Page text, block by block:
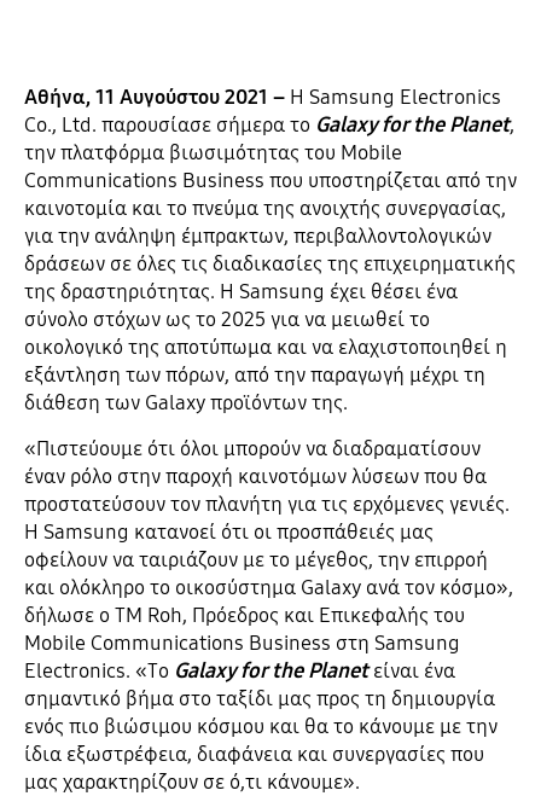
Αθήνα, 11 Αυγούστου 2021 – Η Samsung Electronics
Co., Ltd. παρουσίασε σήμερα το Galaxy for the Planet,
την πλατφόρμα βιωσιμότητας του Mobile
Communications Business που υποστηρίζεται από την
καινοτομία και το πνεύμα της ανοιχτής συνεργασίας,
για την ανάληψη έμπρακτων, περιβαλλοντολογικών
δράσεων σε όλες τις διαδικασίες της επιχειρηματικής
της δραστηριότητας. H Samsung έχει θέσει ένα
σύνολο στόχων ως το 2025 για να μειωθεί το
οικολογικό της αποτύπωμα και να ελαχιστοποιηθεί η
εξάντληση των πόρων, από την παραγωγή μέχρι τη
διάθεση των Galaxy προϊόντων της.
«Πιστεύουμε ότι όλοι μπορούν να διαδραματίσουν
έναν ρόλο στην παροχή καινοτόμων λύσεων που θα
προστατεύσουν τον πλανήτη για τις ερχόμενες γενιές.
Η Samsung κατανοεί ότι οι προσπάθειές μας
οφείλουν να ταιριάζουν με το μέγεθος, την επιρροή
και ολόκληρο το οικοσύστημα Galaxy ανά τον κόσμο»,
δήλωσε ο TM Roh, Πρόεδρος και Επικεφαλής του
Mobile Communications Business στη Samsung
Electronics. «Το Galaxy for the Planet είναι ένα
σημαντικό βήμα στο ταξίδι μας προς τη δημιουργία
ενός πιο βιώσιμου κόσμου και θα το κάνουμε με την
ίδια εξωστρέφεια, διαφάνεια και συνεργασίες που
μας χαρακτηρίζουν σε ό,τι κάνουμε».